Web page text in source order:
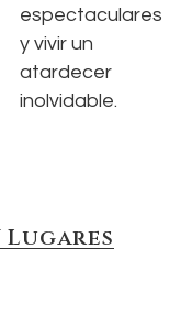
espectaculares
y vivir un
atardecer
inolvidable.
Lugares